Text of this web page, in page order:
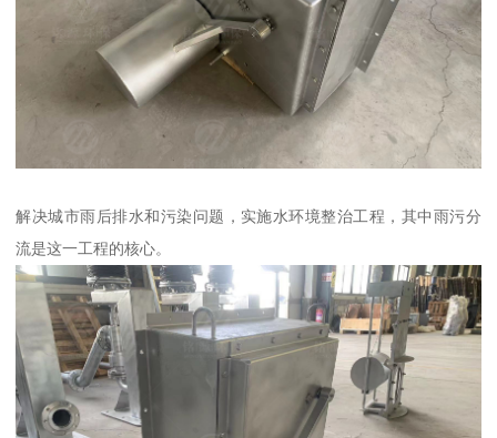
解决城市雨后排水和污染问题，实施水环境整治工程，其中雨污分
流是这一工程的核心。